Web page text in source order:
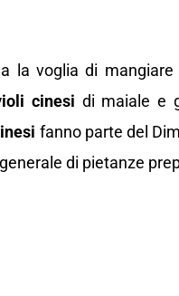
la voglia di
cinesi di maiale e
fanno parte del
di pietanze